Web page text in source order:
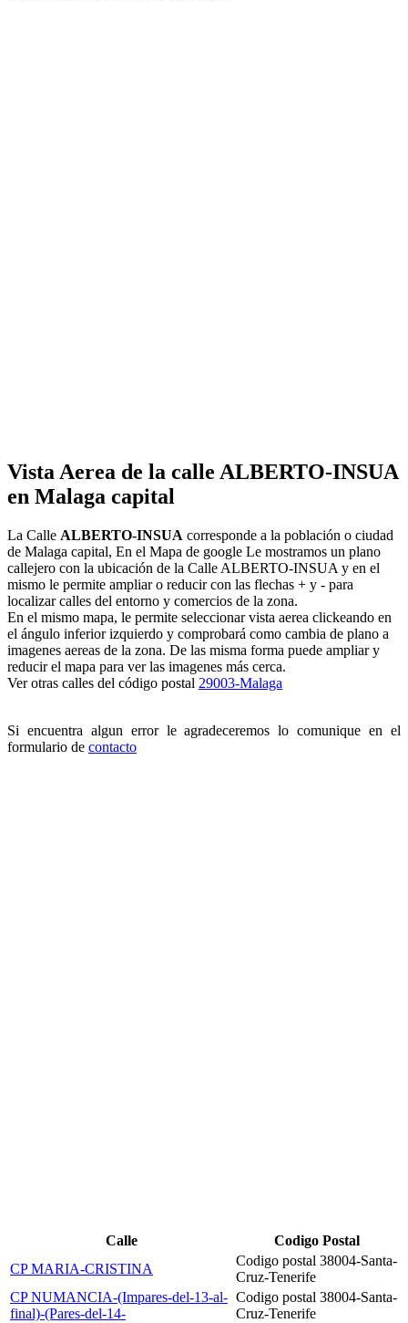
Vista Aerea de la calle ALBERTO-INSUA
en Malaga capital
La Calle ALBERTO-INSUA corresponde a la población o ciudad
de Malaga capital, En el Mapa de google Le mostramos un plano
callejero con la ubicación de la Calle ALBERTO-INSUA y en el
mismo le permite ampliar o reducir con las flechas + y - para
localizar calles del entorno y comercios de la zona.
En el mismo mapa, le permite seleccionar vista aerea clickeando en
el ángulo inferior izquierdo y comprobará como cambia de plano a
imagenes aereas de la zona. De las misma forma puede ampliar y
reducir el mapa para ver las imagenes más cerca.
Ver otras calles del código postal 29003-Malaga
Si encuentra algun error le agradeceremos lo comunique en el
formulario de contacto
Calle
Codigo Postal
CP MARIA-CRISTINA
Codigo postal 38004-Santa-
Cruz-Tenerife
CP NUMANCIA-(Impares-del-13-al-
final)-(Pares-del-14-
Codigo postal 38004-Santa-
Cruz-Tenerife